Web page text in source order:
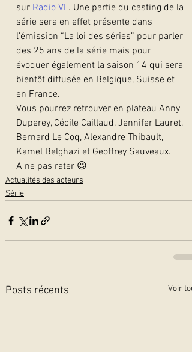
sur Radio VL. Une partie du casting de la
série sera en effet présente dans
l’émission “La loi des séries” pour parler
des 25 ans de la série mais pour
évoquer également la saison 14 qui sera
bientôt diffusée en Belgique, Suisse et
en France.
Vous pourrez retrouver en plateau Anny
Duperey, Cécile Caillaud, Jennifer Lauret,
Bernard Le Coq, Alexandre Thibault,
Kamel Belghazi et Geoffrey Sauveaux.
A ne pas rater 😉
Actualités des acteurs
Série
Posts récents Voir tout